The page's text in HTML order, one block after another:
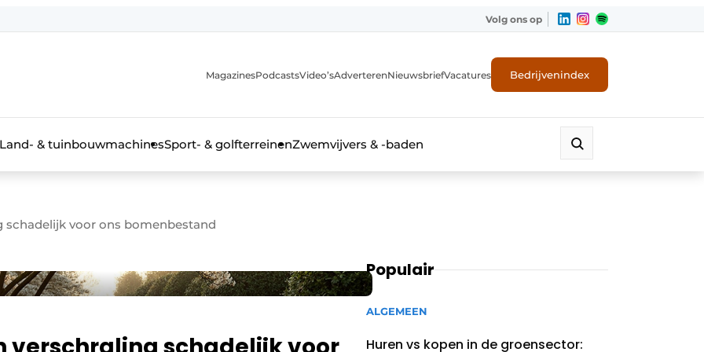
Volg ons op
MagazinesPodcastsVideo’sAdverterenNieuwsbriefVacatures Bedrijvenindex
Land- & tuinbouwmachinesSport- & golfterreinenZwemvijvers & -baden
voor ons bomenbestand
Populair
ALGEMEEN
Huren vs kopen in de groensector: